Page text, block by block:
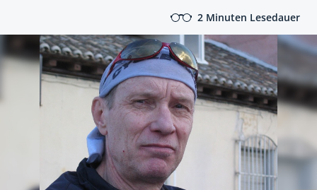
2 Minuten Lesedauer